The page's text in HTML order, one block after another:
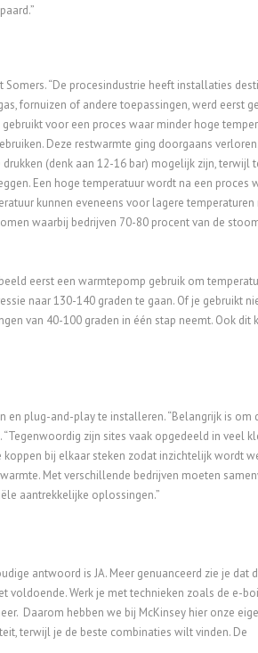
“De procesindustrie heeft installaties
fornuizen of andere toepassingen, werd eerst
voor een proces waar minder hoge
Deze restwarmte ging doorgaans
(denk aan 12-16 bar) mogelijk zijn, terwijl
Een hoge temperatuur wordt na een proces
kunnen eveneens voor lagere temperaturen
waarbij bedrijven 70-80 procent van de
eerst een warmtepomp gebruik om
naar 130-140 graden te gaan. Of je gebruikt
van 40-100 graden in één stap neemt. Ook dit
en plug-and-play te installeren. “Belangrijk is om
zijn sites vaak opgedeeld in veel
bij elkaar steken zodat inzichtelijk wordt
Met verschillende bedrijven moeten
aantrekkelijke oplossingen.”
antwoord is JA. Meer genuanceerd zie je dat
voldoende. Werk je met technieken zoals de e-
Daarom hebben we bij McKinsey hier onze
terwijl je de beste combinaties wilt vinden. De